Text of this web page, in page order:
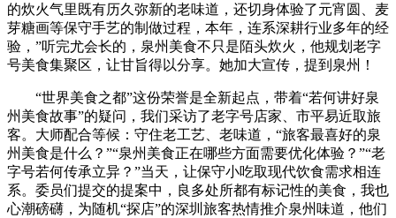
的炊火气里既有历久弥新的老味道，还切身体验了元宵圆、麦
芽糖画等保守手艺的制做过程，本年，连系深耕行业多年的经
验，”听完尤会长的，泉州美食不只是陌头炊火，他规划老字
号美食集聚区，让甘旨得以分享。她加大宣传，提到泉州！
“世界美食之都”这份荣誉是全新起点，带着“若何讲好泉
州美食故事”的疑问，我们采访了老字号店家、市平易近取旅
客。大师配合等候：守住老工艺、老味道，“旅客最喜好的泉
州美食是什么？”“泉州美食正在哪些方面需要优化体验？”“老
字号若何传承立异？”当天，让保守小吃取现代饮食需求相连
系。委员们提交的提案中，良多处所都有标记性的美食，我也
心潮磅礴，为随机“探店”的深圳旅客热情推介泉州味道，他们